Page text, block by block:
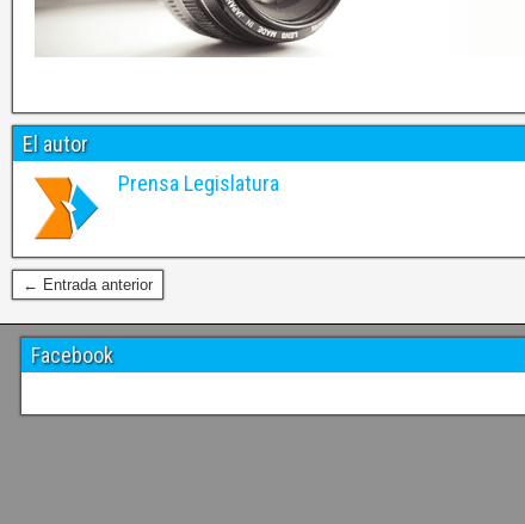
El autor
Prensa Legislatura
← Entrada anterior
Facebook